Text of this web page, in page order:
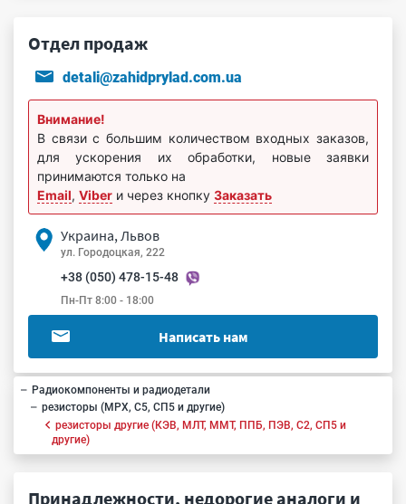
Отдел продаж
detali@zahidprylad.com.ua
Внимание!
В связи с большим количеством входных заказов,
для ускорения их обработки, новые заявки
принимаются только на
Email, Viber и через кнопку Заказать
Украина, Львов
ул. Городоцкая, 222
+38 (050) 478-15-48
Пн-Пт 8:00 - 18:00
Написать нам
Радиокомпоненты и радиодетали
резисторы (МРХ, С5, СП5 и другие)
резисторы другие (КЭВ, МЛТ, ММТ, ППБ, ПЭВ, С2, СП5 и
другие)
Принадлежности, недорогие аналоги и